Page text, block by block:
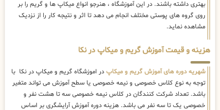
بهتری داشته باشند. در این آموزشگاه ، هنرجو انواع میکاپ ها و گریم را بر
روی گروه های پوستی مختلف انجام می دهد تا اثر و نتیجه کار را از نزدیک
مشاهده نماید.
هزینه و قیمت آموزش گریم و میکاپ در نکا
شهریه دوره های آموزش گریم و میکاپ در اموزشگاه گریم و میکاپ در نکا با
توجه به نوع کلاس خصوصی و نیمه خصوصی یا سطح آموزش می تواند متغیر
باشد. تعداد شرکت کنندگان در کلاس نیمه خصوصی سه تا هشت نفر و
خصوصی یک تا سه نفر می باشد. هزینه دوره آموزش آرایشگری بر اساس